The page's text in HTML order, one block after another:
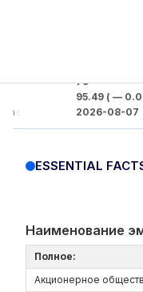
79
95.49( — 0.0 )
2026-08-07
ESSENTIAL
Наименование
Полное:
Акционерное